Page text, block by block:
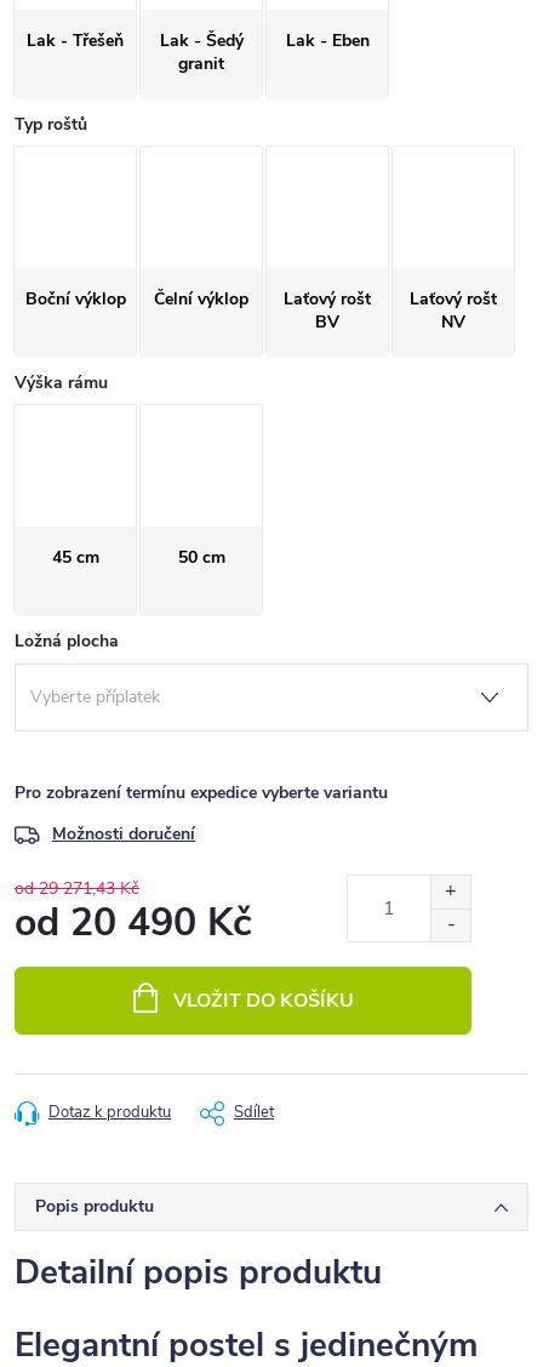
Lak - Třešeň
Lak - Šedý
granit
Lak - Eben
Typ roštů
Boční výklop Čelní výklop
Laťový rošt
BV
Laťový rošt
NV
Výška rámu
45 cm 50 cm
Ložná plocha
Pro zobrazení termínu expedice vyberte variantu
Možnosti doručení
od 29 271,43 Kč
od 20 490 Kč
VLOŽIT DO KOŠÍKU
Dotaz k produktu Sdílet
Popis produktu
Detailní popis produktu
Elegantní postel s jedinečným